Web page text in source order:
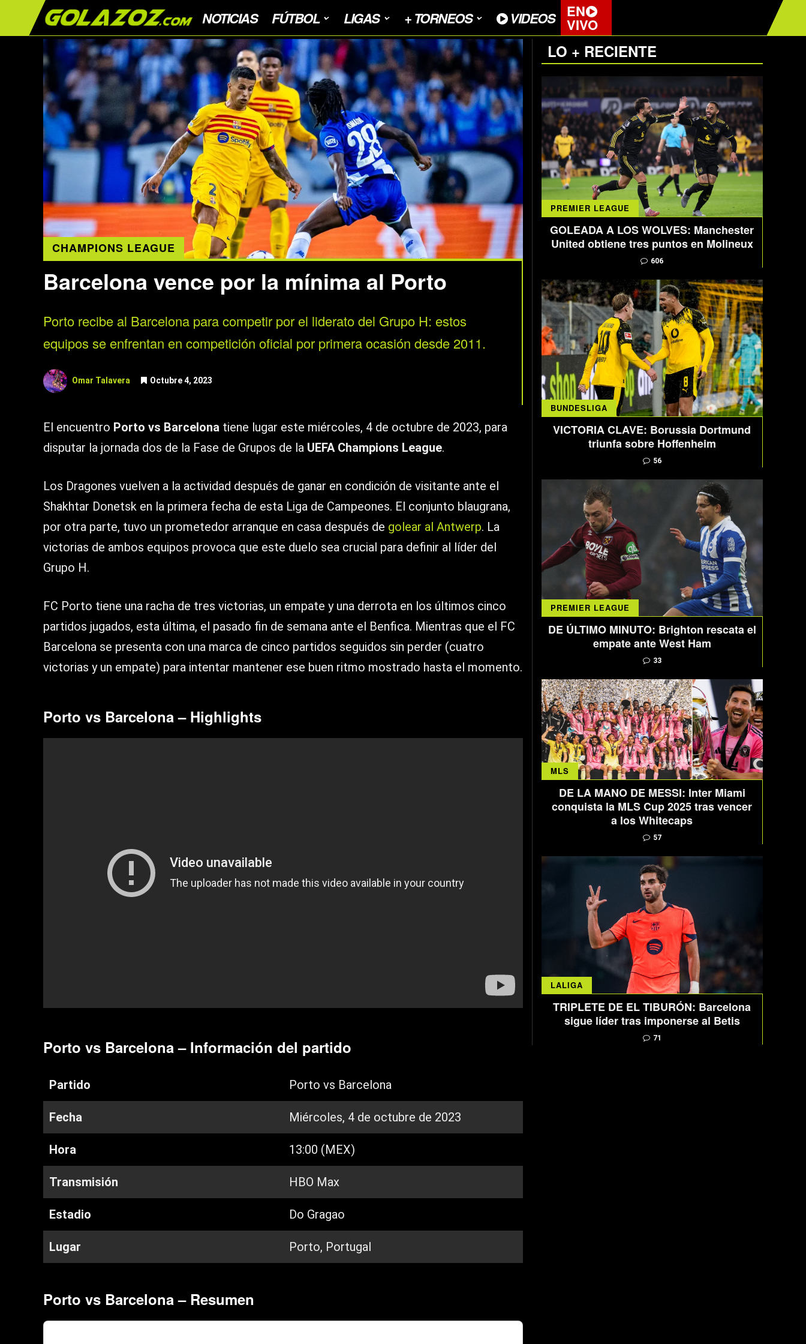
NOTICIAS FÚTBOL LIGAS + TORNEOS VIDEOS EN
VIVO
CHAMPIONS LEAGUE
Barcelona vence por la mínima al Porto
Porto recibe al Barcelona para competir por el liderato del Grupo H: estos
equipos se enfrentan en competición oficial por primera ocasión desde 2011.
Omar Talavera Octubre 4, 2023
El encuentro Porto vs Barcelona tiene lugar este miércoles, 4 de octubre de 2023, para
disputar la jornada dos de la Fase de Grupos de la UEFA Champions League.
Los Dragones vuelven a la actividad después de ganar en condición de visitante ante el
Shakhtar Donetsk en la primera fecha de esta Liga de Campeones. El conjunto blaugrana,
por otra parte, tuvo un prometedor arranque en casa después de golear al Antwerp. La
victorias de ambos equipos provoca que este duelo sea crucial para definir al líder del
Grupo H.
FC Porto tiene una racha de tres victorias, un empate y una derrota en los últimos cinco
partidos jugados, esta última, el pasado fin de semana ante el Benfica. Mientras que el FC
Barcelona se presenta con una marca de cinco partidos seguidos sin perder (cuatro
victorias y un empate) para intentar mantener ese buen ritmo mostrado hasta el momento.
Porto vs Barcelona – Highlights
Porto vs Barcelona – Información del partido
Partido Porto vs Barcelona
Fecha Miércoles, 4 de octubre de 2023
Hora 13:00 (MEX)
Transmisión HBO Max
Estadio Do Gragao
Lugar Porto, Portugal
Porto vs Barcelona – Resumen
LO + RECIENTE
PREMIER LEAGUE
GOLEADA A LOS WOLVES: Manchester
United obtiene tres puntos en Molineux
606
BUNDESLIGA
VICTORIA CLAVE: Borussia Dortmund
triunfa sobre Hoffenheim
56
PREMIER LEAGUE
DE ÚLTIMO MINUTO: Brighton rescata el
empate ante West Ham
33
MLS
DE LA MANO DE MESSI: Inter Miami
conquista la MLS Cup 2025 tras vencer
a los Whitecaps
57
LALIGA
TRIPLETE DE EL TIBURÓN: Barcelona
sigue líder tras imponerse al Betis
71